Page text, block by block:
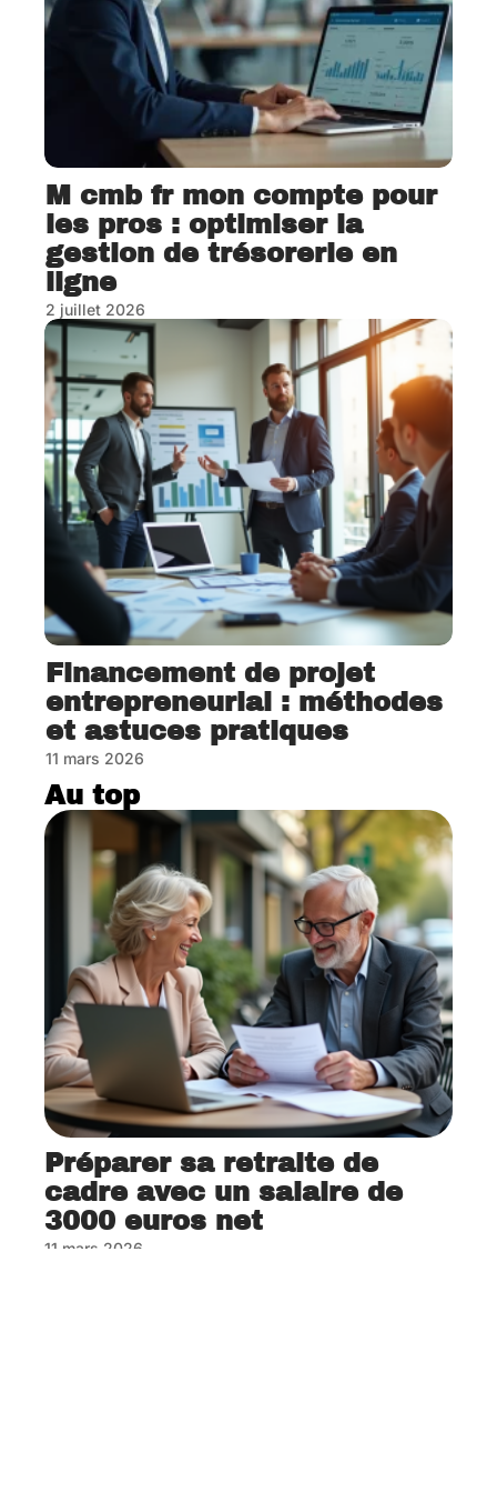
M cmb fr mon compte pour
les pros : optimiser la
gestion de trésorerie en
ligne
2 juillet 2026
Financement de projet
entrepreneurial : méthodes
et astuces pratiques
11 mars 2026
Au top
Préparer sa retraite de
cadre avec un salaire de
3000 euros net
11 mars 2026